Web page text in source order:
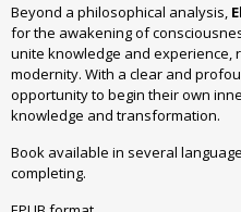
Beyond a philosophical analysis,
for the awakening of
unite knowledge and experience,
modernity. With a clear and
opportunity to begin their own
knowledge and transformation.
Book available in several
completing.